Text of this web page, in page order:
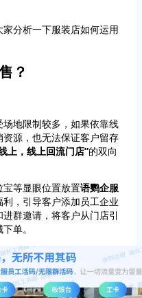
家分析一下服装店如何运用
？
地限制较多，如果依靠线
资源，也无法保证客户留存
上，线上回流门店”的双向
等显眼位置放置语鹦企服
利，引导客户添加员工企业
群邀请，将客户从门店引
单。